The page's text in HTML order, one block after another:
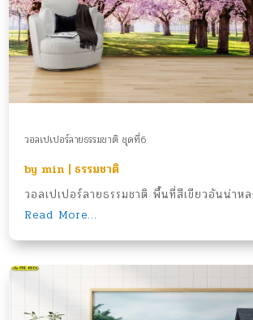
วอลเปเปอร์ลายธรรมชาติ ชุดที่6
by min | ธรรมชาติ
วอลเปเปอร์ลายธรรมชาติ พื้นที่สีเขียวอันน่าหล
Read More...